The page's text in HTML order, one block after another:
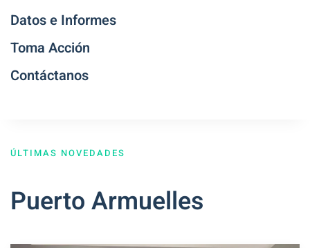
Datos e Informes
Toma Acción
Contáctanos
ÚLTIMAS NOVEDADES
Puerto Armuelles